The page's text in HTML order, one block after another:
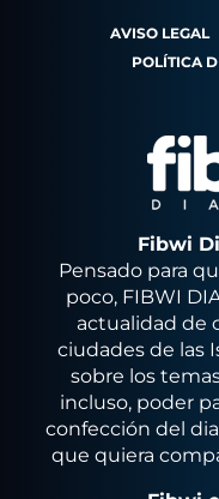
AVISO LEGAL
POLÍTICA
Fibwi
Pensado para
poco, FIBWI
actualidad de
ciudades de las
sobre los
incluso, poder
confección del
que quiera